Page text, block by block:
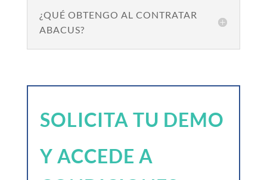
¿QUÉ OBTENGO AL CONTRATAR
ABACUS?
SOLICITA TU DEMO
Y ACCEDE A